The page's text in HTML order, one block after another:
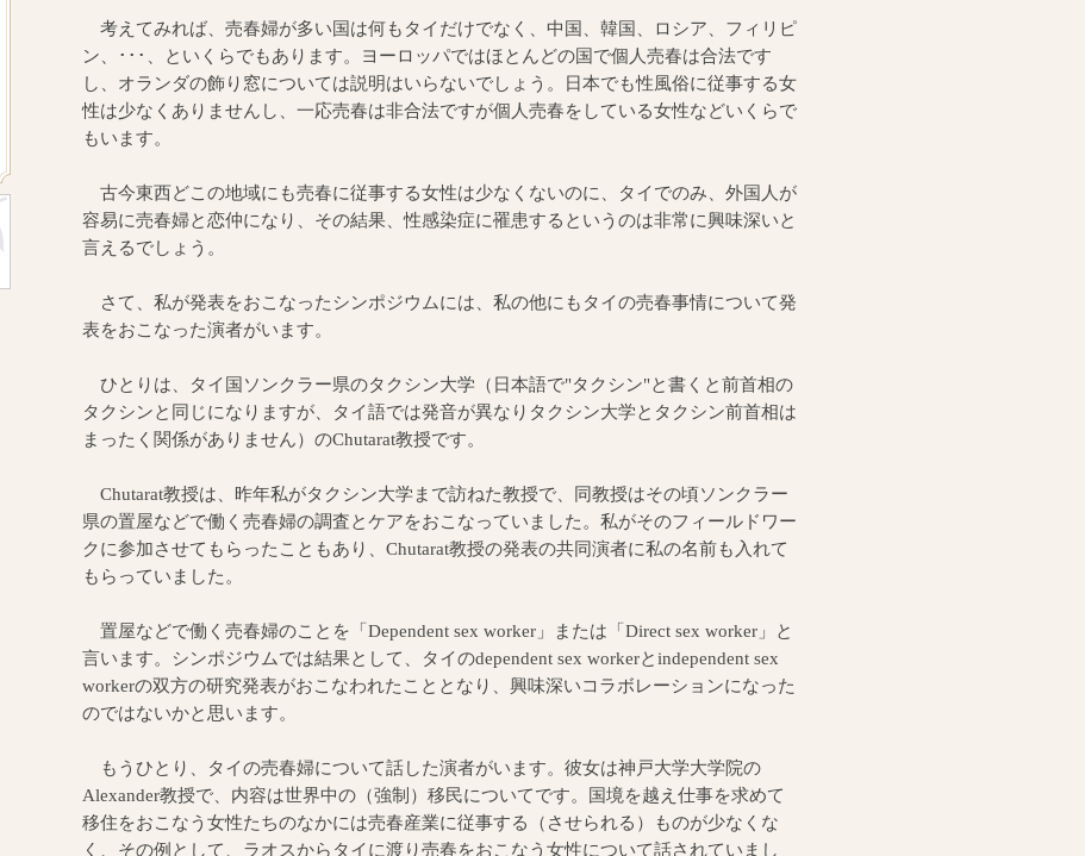
考えてみれば、売春婦が多い国は何もタイだけでなく、中国、韓国、ロシア、フィリピ
ン、･･･、といくらでもあります。ヨーロッパではほとんどの国で個人売春は合法です
し、オランダの飾り窓については説明はいらないでしょう。日本でも性風俗に従事する女
性は少なくありませんし、一応売春は非合法ですが個人売春をしている女性などいくらで
もいます。
古今東西どこの地域にも売春に従事する女性は少なくないのに、タイでのみ、外国人が
容易に売春婦と恋仲になり、その結果、性感染症に罹患するというのは非常に興味深いと
言えるでしょう。
さて、私が発表をおこなったシンポジウムには、私の他にもタイの売春事情について発
表をおこなった演者がいます。
ひとりは、タイ国ソンクラー県のタクシン大学（日本語で"タクシン"と書くと前首相の
タクシンと同じになりますが、タイ語では発音が異なりタクシン大学とタクシン前首相は
まったく関係がありません）のChutarat教授です。
Chutarat教授は、昨年私がタクシン大学まで訪ねた教授で、同教授はその頃ソンクラー
県の置屋などで働く売春婦の調査とケアをおこなっていました。私がそのフィールドワー
クに参加させてもらったこともあり、Chutarat教授の発表の共同演者に私の名前も入れて
もらっていました。
置屋などで働く売春婦のことを「Dependent sex worker」または「Direct sex worker」と
言います。シンポジウムでは結果として、タイのdependent sex workerとindependent sex
workerの双方の研究発表がおこなわれたこととなり、興味深いコラボレーションになった
のではないかと思います。
もうひとり、タイの売春婦について話した演者がいます。彼女は神戸大学大学院の
Alexander教授で、内容は世界中の（強制）移民についてです。国境を越え仕事を求めて
移住をおこなう女性たちのなかには売春産業に従事する（させられる）ものが少なくな
く、その例として、ラオスからタイに渡り売春をおこなう女性について話されていまし